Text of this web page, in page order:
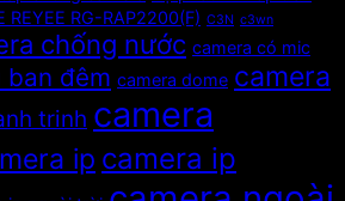
RG-RAP2200(F) C3N c3wn
chống nước camera có mic
ban đêm camera dome camera
trinh camera
ip camera ip